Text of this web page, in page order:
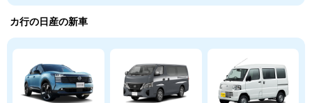
カ行の日産の新車